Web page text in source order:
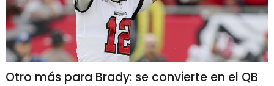
Otro más para Brady: se convierte en el QB